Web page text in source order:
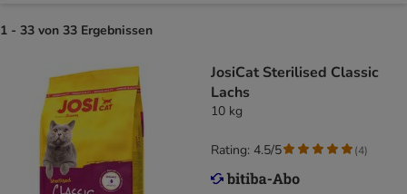
1 - 33 von 33 Ergebnissen
JosiCat Sterilised Classic
Lachs
10 kg
Rating: 4.5/5 (4)